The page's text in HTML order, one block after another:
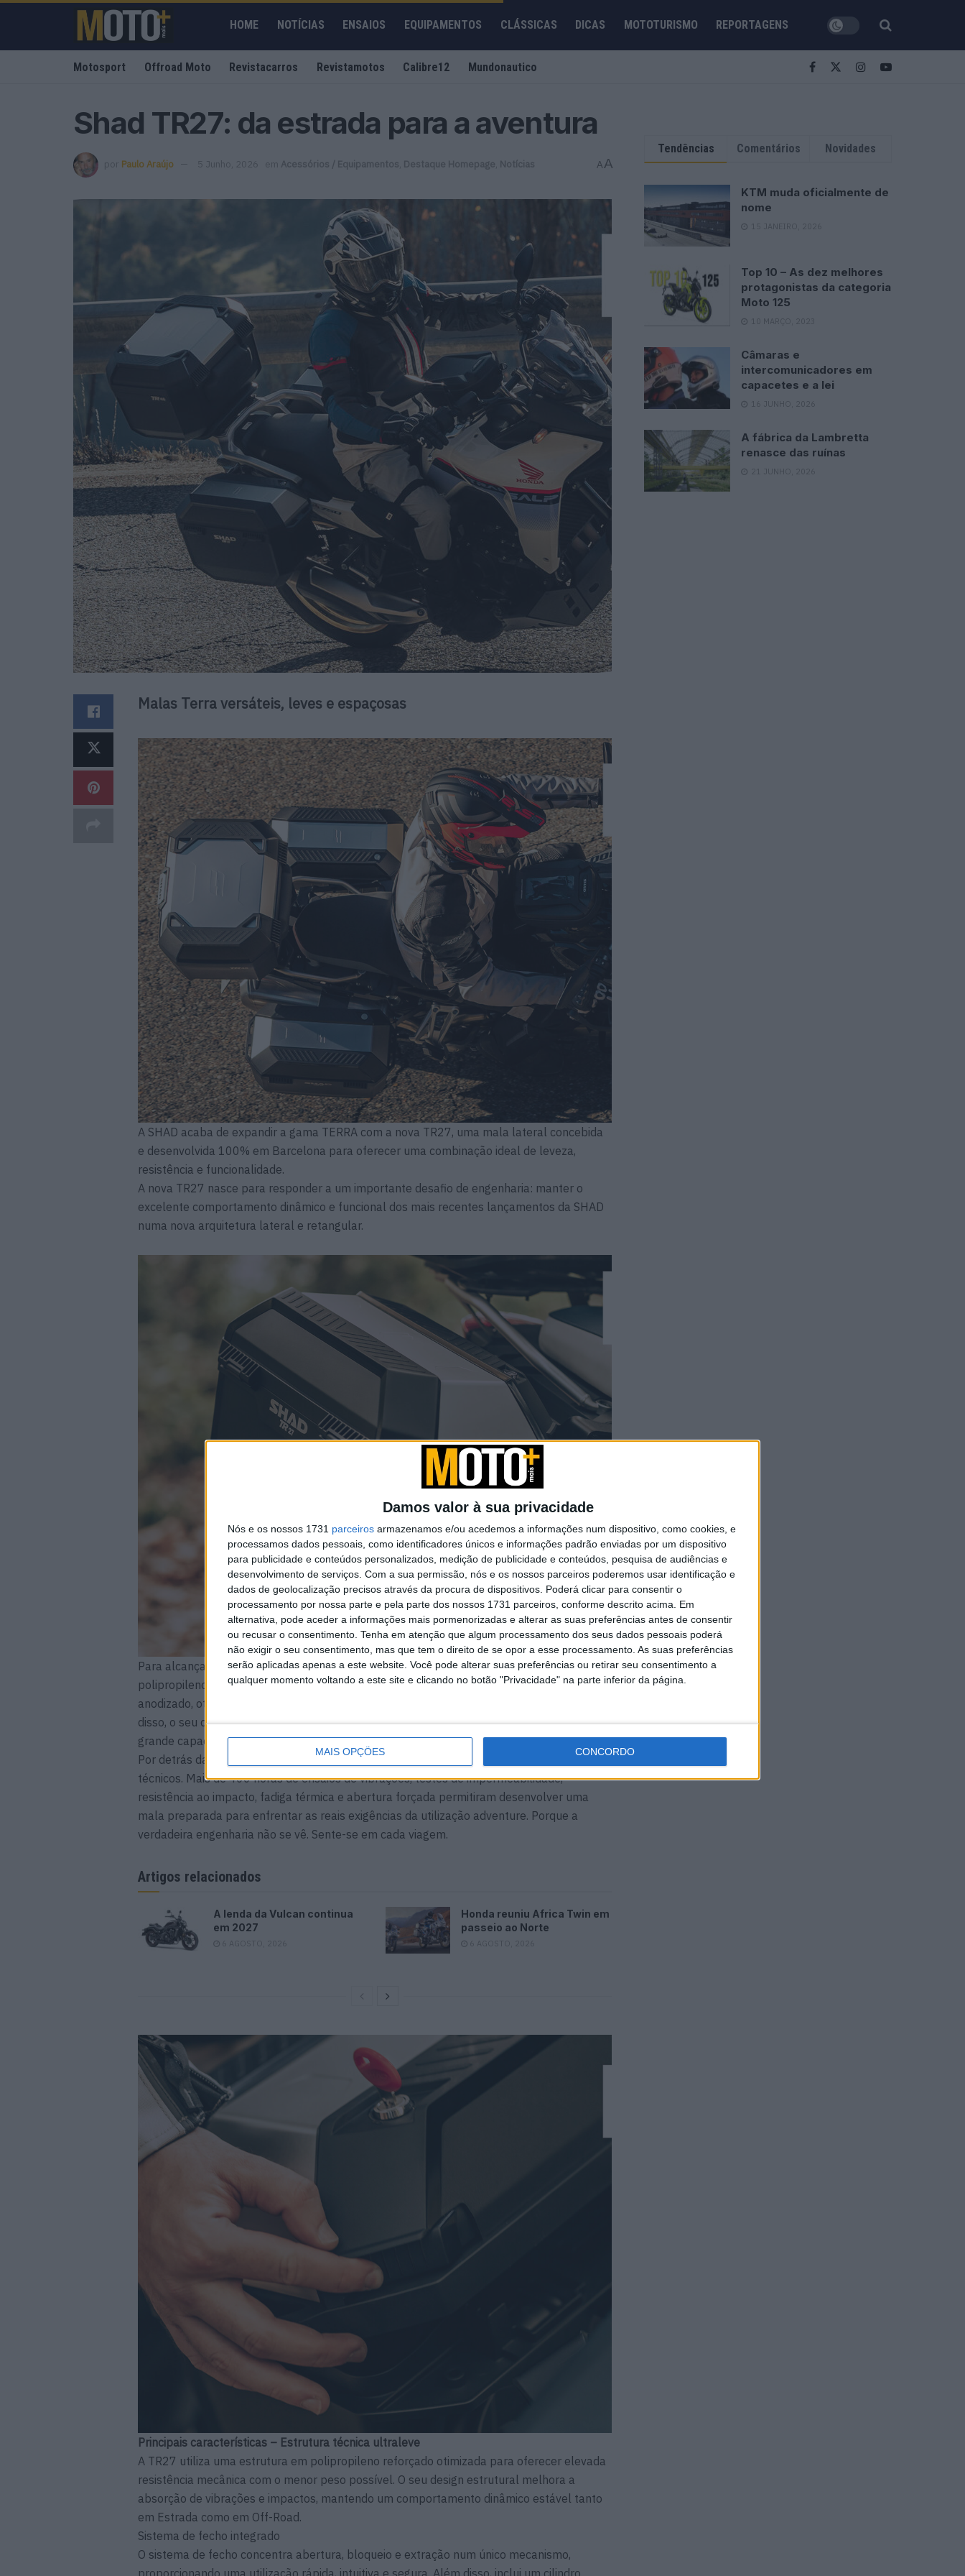
Damos valor à sua privacidade
Nós e os nossos 1731 parceiros armazenamos e/ou acedemos a informações num dispositivo, como cookies, e
processamos dados pessoais, como identificadores únicos e informações padrão enviadas por um dispositivo
para publicidade e conteúdos personalizados, medição de publicidade e conteúdos, pesquisa de audiências e
desenvolvimento de serviços. Com a sua permissão, nós e os nossos parceiros poderemos usar identificação e
dados de geolocalização precisos através da procura de dispositivos. Poderá clicar para consentir o
processamento por nossa parte e pela parte dos nossos 1731 parceiros, conforme descrito acima. Em
alternativa, pode aceder a informações mais pormenorizadas e alterar as suas preferências antes de consentir
ou recusar o consentimento. Tenha em atenção que algum processamento dos seus dados pessoais poderá
não exigir o seu consentimento, mas que tem o direito de se opor a esse processamento. As suas preferências
serão aplicadas apenas a este website. Você pode alterar suas preferências ou retirar seu consentimento a
qualquer momento voltando a este site e clicando no botão "Privacidade" na parte inferior da página.
MAIS OPÇÕES CONCORDO
HOME NOTÍCIAS ENSAIOS EQUIPAMENTOS CLÁSSICAS DICAS MOTOTURISMO REPORTAGENS
Motosport Offroad Moto Revistacarros Revistamotos Calibre12 Mundonautico
Shad TR27: da estrada para a aventura
por Paulo Araújo 5 Junho, 2026 em Acessórios / Equipamentos Destaque Homepage Notícias AA
Malas Terra versáteis, leves e espaçosas
A SHAD acaba de expandir a gama TERRA com a nova TR27, uma mala lateral concebida
e desenvolvida 100% em Barcelona para oferecer uma combinação ideal de leveza,
resistência e funcionalidade.
A nova TR27 nasce para responder a um importante desafio de engenharia: manter o
excelente comportamento dinâmico e funcional dos mais recentes lançamentos da SHAD
numa nova arquitetura lateral e retangular.
Para alcançar este objetivo, a SHAD desenvolveu uma estrutura híbrida que combina
polipropileno reforçado de alta resistência com uma tampa superior em alumínio
anodizado, otimizando o equilíbrio entre peso, rigidez estrutural e durabilidade. Para além
disso, o seu design garante uma integração estética perfeita com as malas superiores de
grande capacidade, como a TR41, TR46 ou SH51.
Por detrás da TR27 estão mais de dois anos de desenvolvimento, validação e testes
técnicos. Mais de 400 horas de ensaios de vibrações, testes de impermeabilidade,
resistência ao impacto, fadiga térmica e abertura forçada permitiram desenvolver uma
mala preparada para enfrentar as reais exigências da utilização adventure. Porque a
verdadeira engenharia não se vê. Sente-se em cada viagem.
Artigos relacionados
A lenda da Vulcan continua
em 2027
6 AGOSTO, 2026
Honda reuniu Africa Twin em
passeio ao Norte
6 AGOSTO, 2026
Principais características – Estrutura técnica ultraleve
A TR27 utiliza uma estrutura em polipropileno reforçado otimizada para oferecer elevada
resistência mecânica com o menor peso possível. O seu design estrutural melhora a
absorção de vibrações e impactos, mantendo um comportamento dinâmico estável tanto
em Estrada como em Off-Road.
Sistema de fecho integrado
O sistema de fecho concentra abertura, bloqueio e extração num único mecanismo,
Tendências Comentários Novidades
KTM muda oficialmente de
nome
15 JANEIRO, 2026
Top 10 – As dez melhores
protagonistas da categoria
Moto 125
10 MARÇO, 2023
Câmaras e
intercomunicadores em
capacetes e a lei
16 JUNHO, 2026
A fábrica da Lambretta
renasce das ruínas
21 JUNHO, 2026